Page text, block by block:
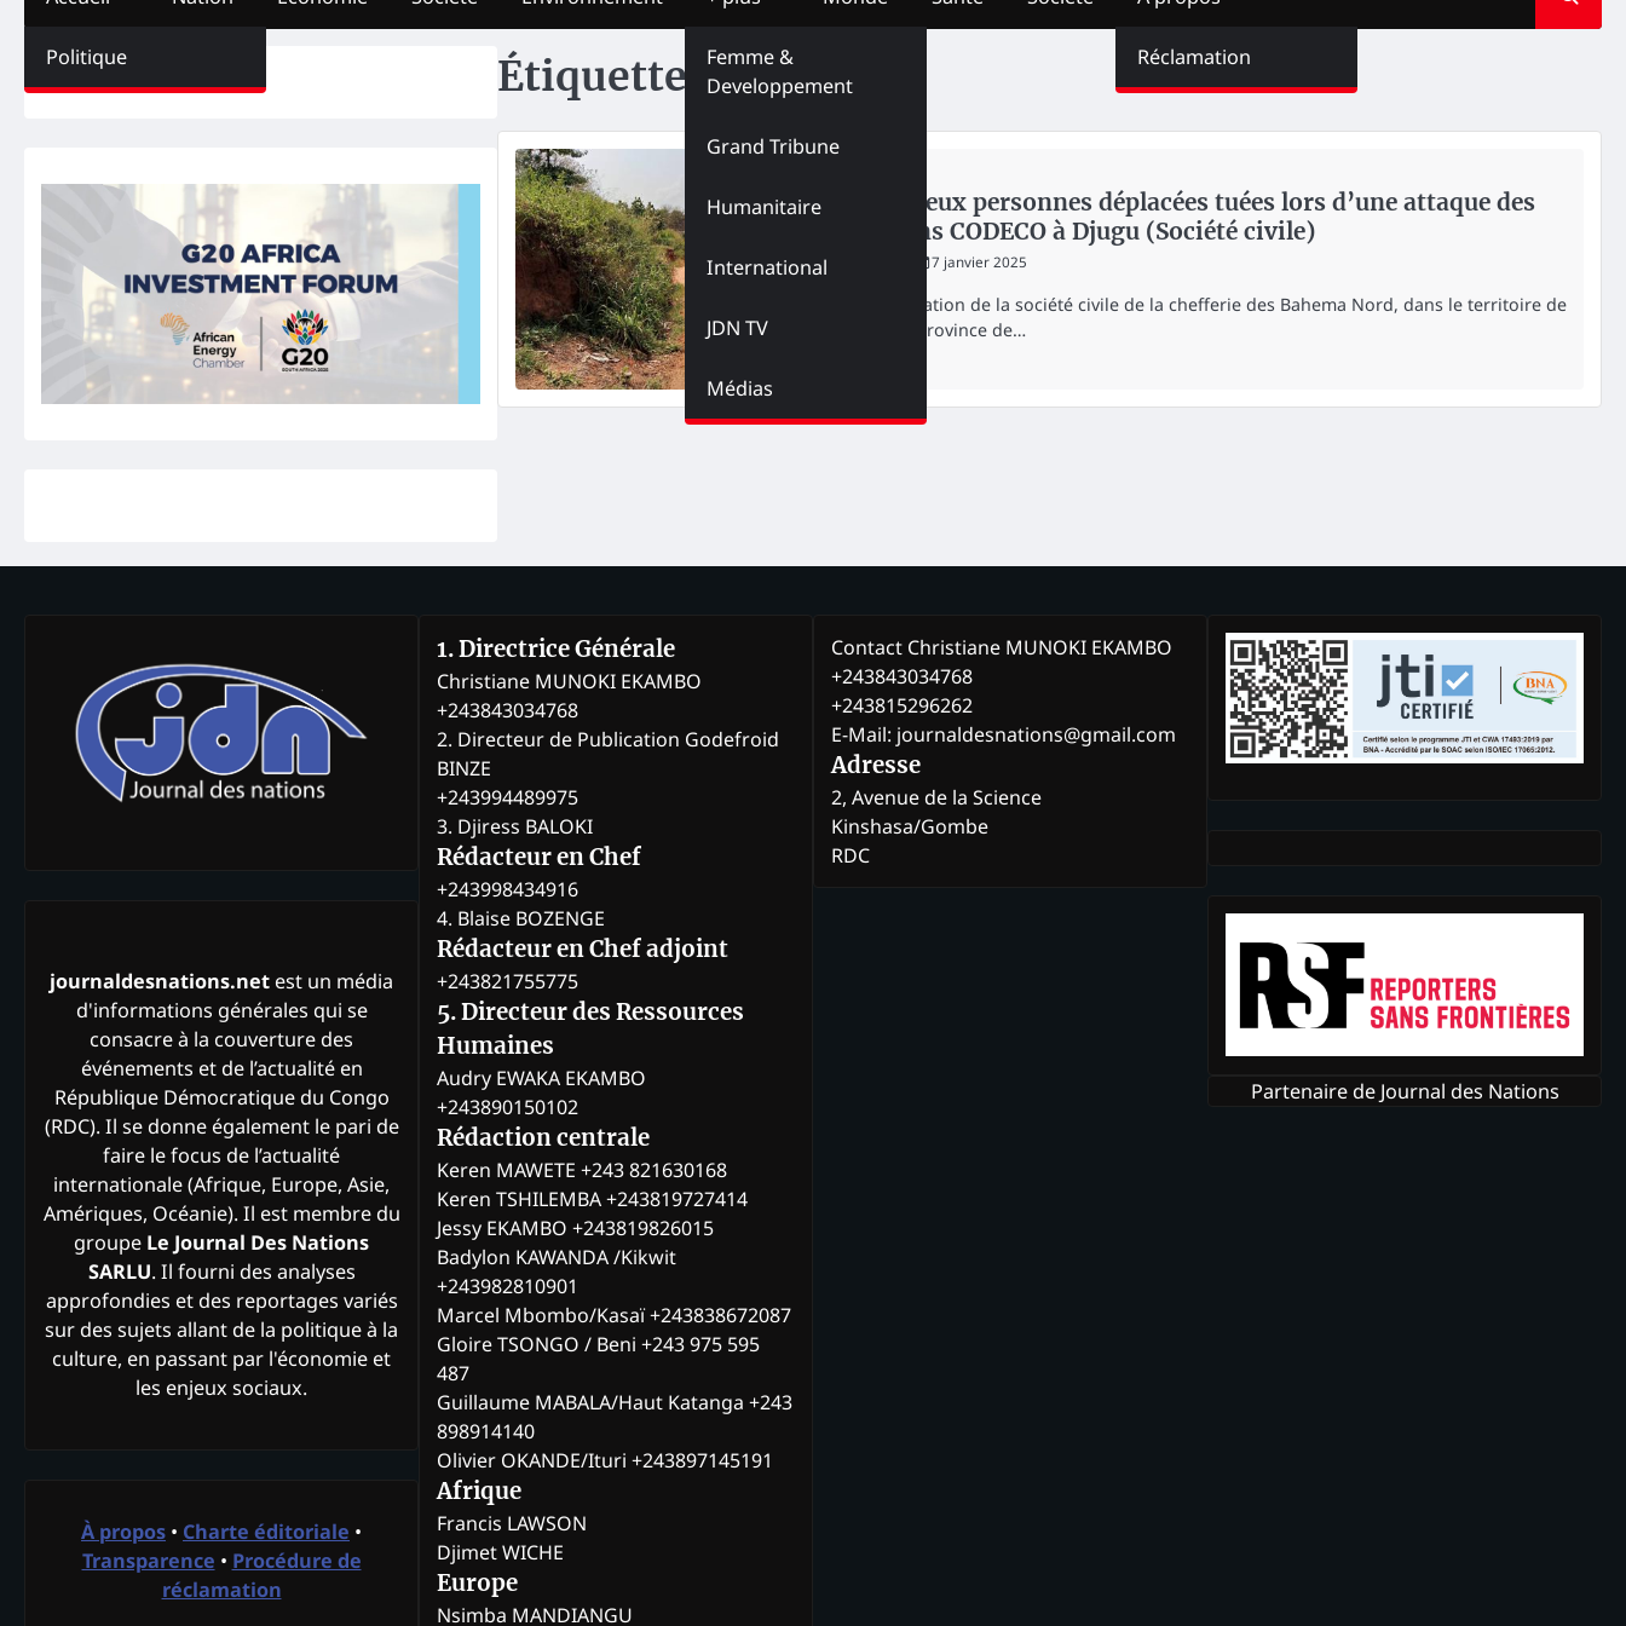
Politique
Femme &
Developpement
Grand Tribune
Humanitaire
International
JDN TV
Médias
Réclamation
Étiquette :Site Bule
Ituri : Deux personnes déplacées tuées lors d’une attaque des
miliciens CODECO à Djugu (Société civile)
7 janvier 2025
La coordination de la société civile de la chefferie des Bahema Nord, dans le territoire de
Djugu en province de…
journaldesnations.net est un média
d'informations générales qui se
consacre à la couverture des
événements et de l’actualité en
République Démocratique du Congo
(RDC). Il se donne également le pari de
faire le focus de l’actualité
internationale (Afrique, Europe, Asie,
Amériques, Océanie). Il est membre du
groupe Le Journal Des Nations
SARLU. Il fourni des analyses
approfondies et des reportages variés
sur des sujets allant de la politique à la
culture, en passant par l'économie et
les enjeux sociaux.
À propos • Charte éditoriale •
Transparence • Procédure de
réclamation
1. Directrice Générale
Christiane MUNOKI EKAMBO
+243843034768
2. Directeur de Publication Godefroid
BINZE
+243994489975
3. Djiress BALOKI
Rédacteur en Chef
+243998434916
4. Blaise BOZENGE
Rédacteur en Chef adjoint
+243821755775
5. Directeur des Ressources
Humaines
Audry EWAKA EKAMBO
+243890150102
Rédaction centrale
Keren MAWETE +243 821630168
Keren TSHILEMBA +243819727414
Jessy EKAMBO +243819826015
Badylon KAWANDA /Kikwit
+243982810901
Marcel Mbombo/Kasaï +243838672087
Gloire TSONGO / Beni +243 975 595
487
Guillaume MABALA/Haut Katanga +243
898914140
Olivier OKANDE/Ituri +243897145191
Afrique
Francis LAWSON
Djimet WICHE
Europe
Nsimba MANDIANGU
Contact Christiane MUNOKI EKAMBO
+243843034768
+243815296262
E-Mail: journaldesnations@gmail.com
Adresse
2, Avenue de la Science
Kinshasa/Gombe
RDC
Partenaire de Journal des Nations